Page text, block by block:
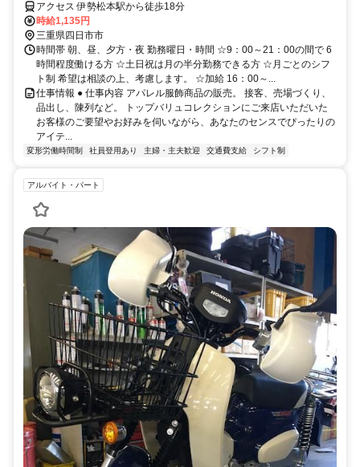
アクセス 伊勢松本駅から徒歩18分
時給1,135円
三重県四日市市
時間帯 朝、昼、夕方・夜 勤務曜日・時間 ☆9：00～21：00の間で 6
時間程度働ける方 ☆土日祝は月の半分勤務できる方 ☆月ごとのシフ
ト制 希望は相談の上、考慮します。 ☆加給 16：00～...
仕事情報 ● 仕事内容 アパレル服飾商品の販売。 接客、売場づくり、
品出し、陳列など。 トップバリュコレクションにご来店いただいた
お客様のご要望やお好みを伺いながら、あなたのセンスでぴったりの
アイテ...
変形労働時間制 社員登用あり 主婦・主夫歓迎 交通費支給 シフト制
アルバイト・パート